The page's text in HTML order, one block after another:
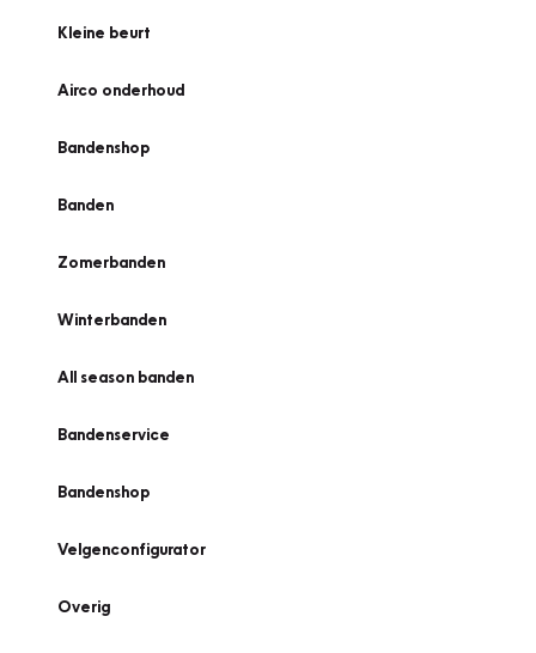
Kleine beurt
Airco onderhoud
Bandenshop
Banden
Zomerbanden
Winterbanden
All season banden
Bandenservice
Bandenshop
Velgenconfigurator
Overig